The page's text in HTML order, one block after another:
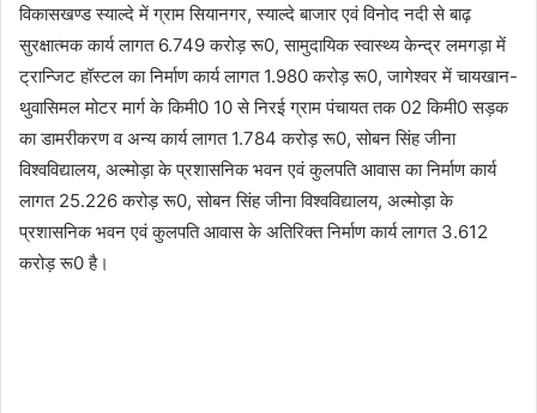
विकासखण्ड स्याल्दे में ग्राम सियानगर, स्याल्दे बाजार एवं विनोद नदी से बाढ़
सुरक्षात्मक कार्य लागत 6.749 करोड़ रू0, सामुदायिक स्वास्थ्य केन्द्र लमगड़ा में
ट्रान्जिट हॉस्टल का निर्माण कार्य लागत 1.980 करोड़ रू0, जागेश्वर में चायखान-
थुवासिमल मोटर मार्ग के किमी0 10 से निरई ग्राम पंचायत तक 02 किमी0 सड़क
का डामरीकरण व अन्य कार्य लागत 1.784 करोड़ रू0, सोबन सिंह जीना
विश्वविद्यालय, अल्मोड़ा के प्रशासनिक भवन एवं कुलपति आवास का निर्माण कार्य
लागत 25.226 करोड़ रू0, सोबन सिंह जीना विश्वविद्यालय, अल्मोड़ा के
प्रशासनिक भवन एवं कुलपति आवास के अतिरिक्त निर्माण कार्य लागत 3.612
करोड़ रू0 है।